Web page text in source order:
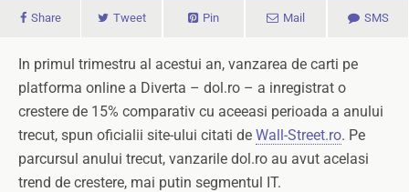
Share Tweet Pin Mail SMS
In primul trimestru al acestui an, vanzarea de carti pe
platforma online a Diverta – dol.ro – a inregistrat o
crestere de 15% comparativ cu aceeasi perioada a anului
trecut, spun oficialii site-ului citati de Wall-Street.ro. Pe
parcursul anului trecut, vanzarile dol.ro au avut acelasi
trend de crestere, mai putin segmentul IT.